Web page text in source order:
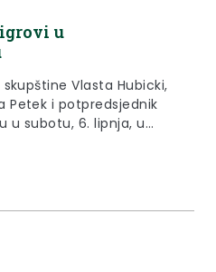
u
Vlasta Hubicki,
Petek i potpredsjednik
u subotu, 6. lipnja, u
ratu